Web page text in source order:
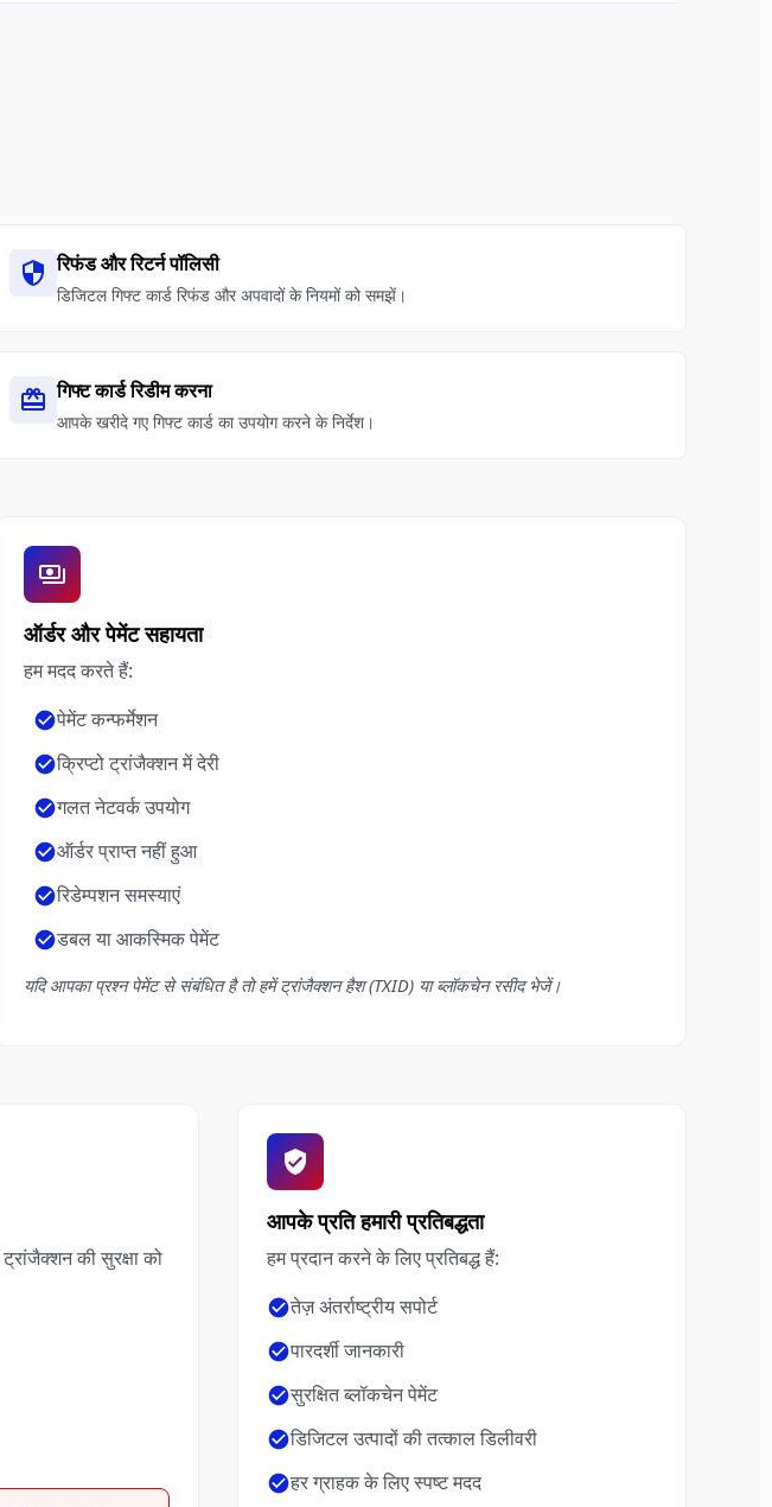
रिफंड और रिटर्न पॉलिसी
डिजिटल गिफ्ट कार्ड रिफंड और अपवादों के नियमों को समझें।
गिफ्ट कार्ड रिडीम करना
आपके खरीदे गए गिफ्ट कार्ड का उपयोग करने के निर्देश।
ऑर्डर और पेमेंट सहायता
हम मदद करते हैं:
पेमेंट कन्फर्मेशन
क्रिप्टो ट्रांजैक्शन में देरी
गलत नेटवर्क उपयोग
ऑर्डर प्राप्त नहीं हुआ
रिडेम्पशन समस्याएं
डबल या आकस्मिक पेमेंट
यदि आपका प्रश्न पेमेंट से संबंधित है तो हमें ट्रांजैक्शन हैश (TXID) या ब्लॉकचेन रसीद भेजें।
की सुरक्षा को
आपके प्रति हमारी प्रतिबद्धता
हम प्रदान करने के लिए प्रतिबद्ध हैं:
तेज़ अंतर्राष्ट्रीय सपोर्ट
पारदर्शी जानकारी
सुरक्षित ब्लॉकचेन पेमेंट
डिजिटल उत्पादों की तत्काल डिलीवरी
हर ग्राहक के लिए स्पष्ट मदद